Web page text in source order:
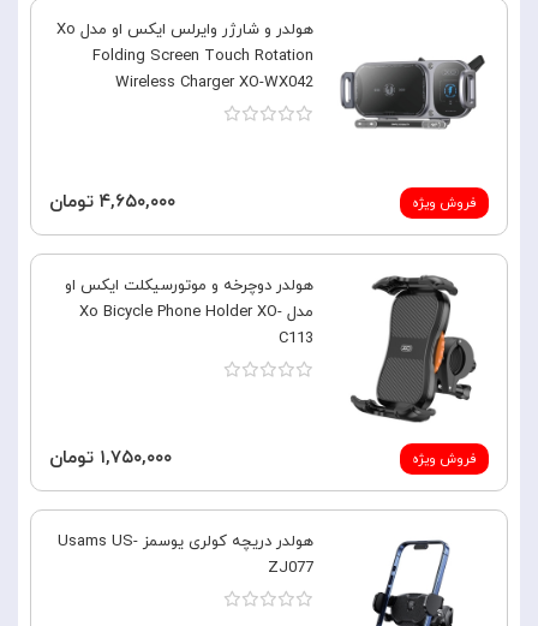
فروش ویژه
هولدر و شارژر وایرلس ایکس او مدل Xo
Folding Screen Touch Rotation
Wireless Charger XO-WX042
۴,۶۵۰,۰۰۰ تومان
فروش ویژه
هولدر دوچرخه و موتورسیکلت ایکس او
مدل Xo Bicycle Phone Holder XO-
C113
۱,۷۵۰,۰۰۰ تومان
هولدر دریچه کولری یوسمز Usams US-
ZJ077